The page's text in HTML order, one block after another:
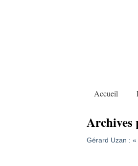
Accueil
Archives
Gérard Uzan :